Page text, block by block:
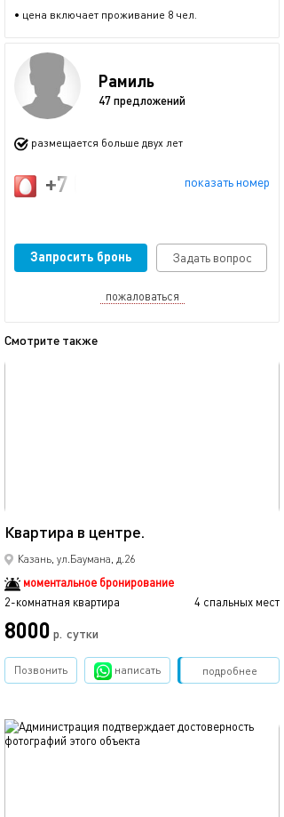
• цена включает проживание 8 чел.
Рамиль
47 предложений
размещается больше двух лет
показать номер
+7 (917) 914-57-73
Запросить бронь Задать вопрос
пожаловаться
Смотрите также
Квартира в центре.
Казань, ул.Баумана, д.26
моментальное бронирование
2-комнатная квартира
4 спальных мест
8000 р. сутки
подробнее
Позвонить написать Забронировать
обновлено 02.06.2023